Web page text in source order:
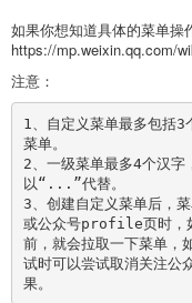
如果你想知道具体的菜单操
https://mp.weixin.qq.com/
注意：
1、自定义菜单最多包括3
菜单。
2、一级菜单最多4个汉字
以“...”代替。
3、创建自定义菜单后，
或公众号profile页时，
前，就会拉取一下菜单，
试时可以尝试取消关注公